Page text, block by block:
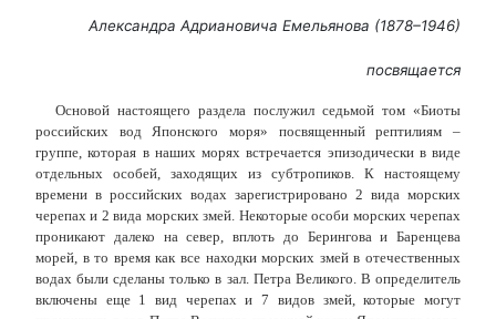
Александра Адриановича Емельянова (1878–1946)
посвящается
Основой настоящего раздела послужил седьмой том «Биоты
российских вод Японского моря» посвященный рептилиям –
группе, которая в наших морях встречается эпизодически в виде
отдельных особей, заходящих из субтропиков. К настоящему
времени в российских водах зарегистрировано 2 вида морских
черепах и 2 вида морских змей. Некоторые особи морских черепах
проникают далеко на север, вплоть до Берингова и Баренцева
морей, в то время как все находки морских змей в отечественных
водах были сделаны только в зал. Петра Великого. В определитель
включены еще 1 вид черепах и 7 видов змей, которые могут